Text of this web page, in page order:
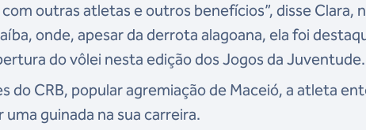
outras atletas e outros benefícios”, disse Clara,
onde, apesar da derrota alagoana, ela foi
do vôlei nesta edição dos Jogos da Juventude.
do CRB, popular agremiação de Maceió, a atleta
guinada na sua carreira.